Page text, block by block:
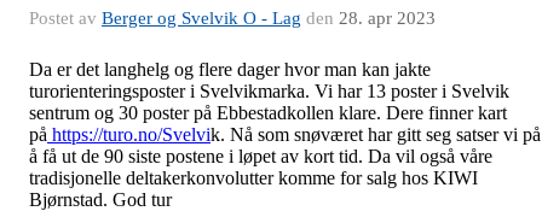
Postet av Berger og Svelvik O - Lag den 28. apr 2023
Da er det langhelg og flere dager hvor man kan jakte
turorienteringsposter i Svelvikmarka. Vi har 13 poster i Svelvik
sentrum og 30 poster på Ebbestadkollen klare. Dere finner kart
på https://turo.no/Svelvik. Nå som snøværet har gitt seg satser vi på
å få ut de 90 siste postene i løpet av kort tid. Da vil også våre
tradisjonelle deltakerkonvolutter komme for salg hos KIWI
Bjørnstad. God tur